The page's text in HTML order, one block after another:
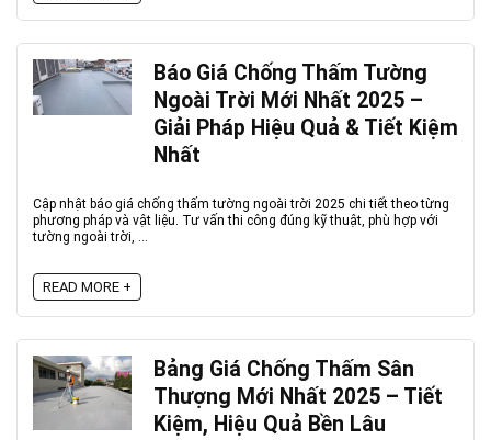
Báo Giá Chống Thấm Tường
Ngoài Trời Mới Nhất 2025 –
Giải Pháp Hiệu Quả & Tiết Kiệm
Nhất
Cập nhật báo giá chống thấm tường ngoài trời 2025 chi tiết theo từng
phương pháp và vật liệu. Tư vấn thi công đúng kỹ thuật, phù hợp với
tường ngoài trời, ...
READ MORE +
Bảng Giá Chống Thấm Sân
Thượng Mới Nhất 2025 – Tiết
Kiệm, Hiệu Quả Bền Lâu